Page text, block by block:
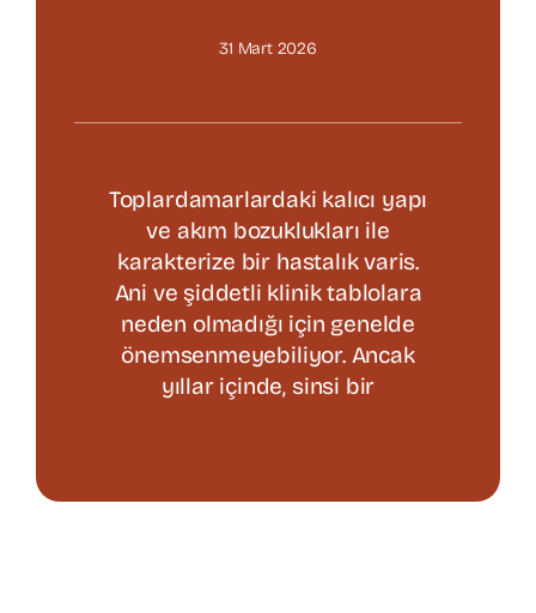
Hasta Bilgilendirme
İletişim
31 Mart 2026
Toplardamarlardaki kalıcı yapı
ve akım bozuklukları ile
karakterize bir hastalık varis.
Ani ve şiddetli klinik tablolara
neden olmadığı için genelde
önemsenmeyebiliyor. Ancak
yıllar içinde, sinsi bir